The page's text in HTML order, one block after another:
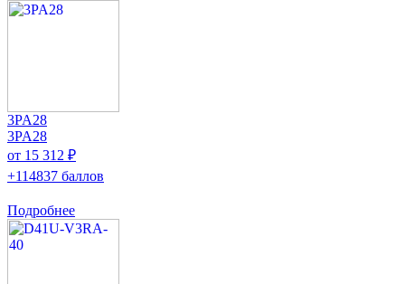
3PA28
3PA28
от 15 312 ₽
+114837 баллов
Подробнее